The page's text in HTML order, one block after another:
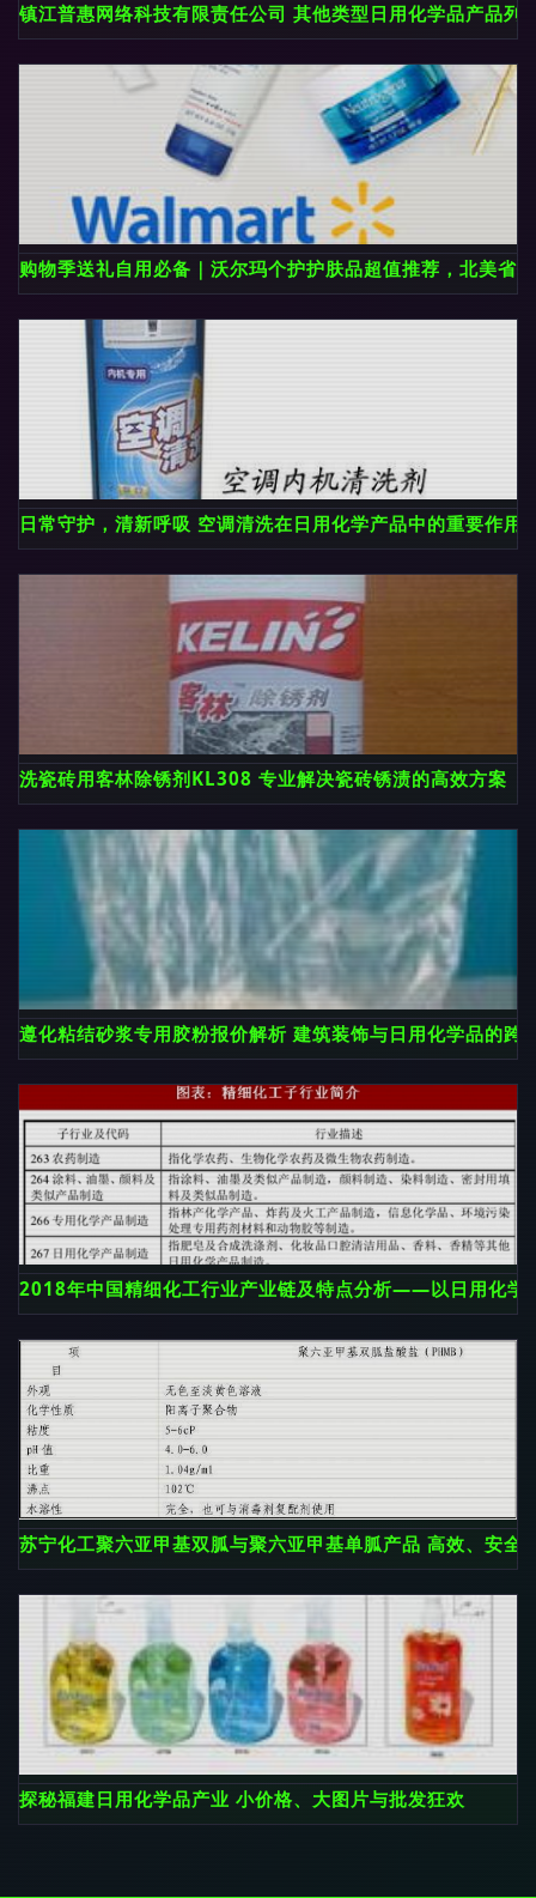
镇江普惠网络科技有限责任公司 其他类型日用化学品产品列
购物季送礼自用必备｜沃尔玛个护护肤品超值推荐，北美省
日常守护，清新呼吸 空调清洗在日用化学产品中的重要作用
洗瓷砖用客林除锈剂KL308 专业解决瓷砖锈渍的高效方案
遵化粘结砂浆专用胶粉报价解析 建筑装饰与日用化学品的跨
2018年中国精细化工行业产业链及特点分析——以日用化学
苏宁化工聚六亚甲基双胍与聚六亚甲基单胍产品 高效、安全
探秘福建日用化学品产业 小价格、大图片与批发狂欢